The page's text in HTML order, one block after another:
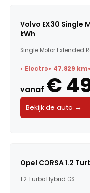
Kleur
Voertuigsoort
Energielabel
Volvo EX30 Single
kWh
Single Motor Extended
Electro 47.829 km
vanaf €
Bekijk de auto →
Opel CORSA 1.2
1.2 Turbo Hybrid GS